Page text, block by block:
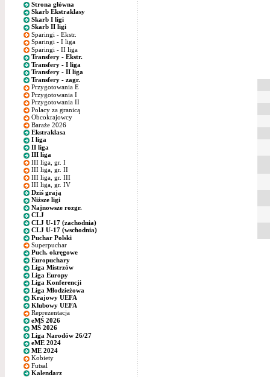
Strona główna
Skarb Ekstraklasy
Skarb I ligi
Skarb II ligi
Sparingi - Ekstr.
Sparingi - I liga
Sparingi - II liga
Transfery - Ekstr.
Transfery - I liga
Transfery - II liga
Transfery - zagr.
Przygotowania E
Przygotowania I
Przygotowania II
Polacy za granicą
Obcokrajowcy
Baraże 2026
Ekstraklasa
I liga
II liga
III liga
III liga, gr. I
III liga, gr. II
III liga, gr. III
III liga, gr. IV
Dziś grają
Niższe ligi
Najnowsze rozgr.
CLJ
CLJ U-17 (zachodnia)
CLJ U-17 (wschodnia)
Puchar Polski
Superpuchar
Puch. okręgowe
Europuchary
Liga Mistrzów
Liga Europy
Liga Konferencji
Liga Młodzieżowa
Krajowy UEFA
Klubowy UEFA
Reprezentacja
eMŚ 2026
MŚ 2026
Liga Narodów 26/27
eME 2024
ME 2024
Kobiety
Futsal
Kalendarz